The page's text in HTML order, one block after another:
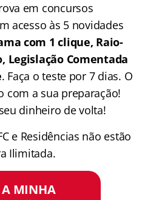
em concursos
acesso às 5 novidades
com 1 clique, Raio-
Legislação Comentada
. Faça o teste por 7 dias. O
com a sua preparação!
dinheiro de volta!
e Residências não estão
Ilimitada.
A MINHA